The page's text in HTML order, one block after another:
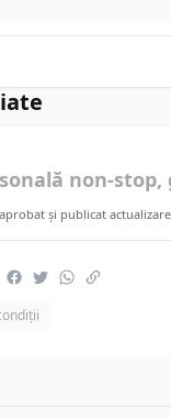
non-
și publicat